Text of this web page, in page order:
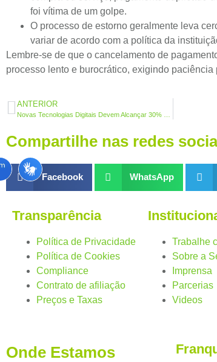
foi vítima de um golpe.
O processo de estorno geralmente leva
variar de acordo com a política da
Lembre-se de que o cancelamento de
processo lento e burocrático, exigindo paciência
ANTERIOR
Compartilhe nas redes
Facebook WhatsApp
Transparência
Política de Privacidade
Política de Cookies
Compliance
Contrato de afiliação
Preços e Taxas
Trabalhe
Sobre a
Imprensa
Parcerias
Videos
Onde Estamos